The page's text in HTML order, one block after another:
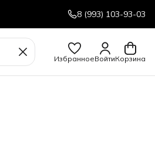
8 (993) 103-93-03
ИзбранноеВойтиКорзина